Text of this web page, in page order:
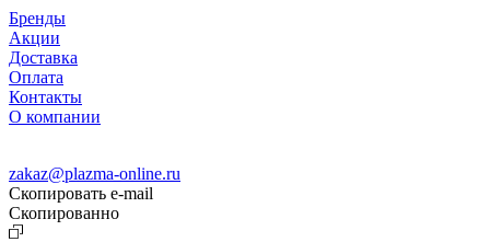
Бренды
Акции
Доставка
Оплата
Контакты
О компании
zakaz@plazma-online.ru
Скопировать e-mail
Cкопированно